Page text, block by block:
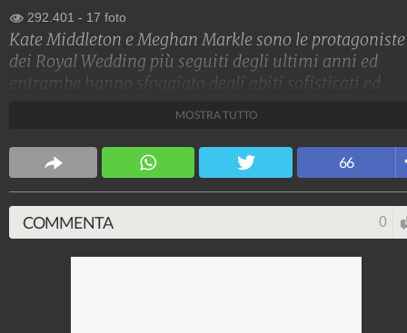
292.401 - 17 foto
Kate Middleton e Meghan Markle sono le protagoniste
dei Royal Wedding più seguiti degli ultimi anni ed
entrambe hanno sfoggiato degli abiti sofisticati ed
all'acconciatura.
1.515.129.829-1.957 video-138.074 foto
MOSTRA TUTTO
66
COMMENTA 0